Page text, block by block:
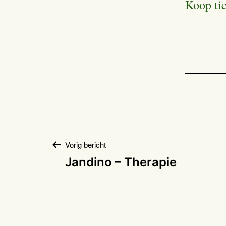
Koop
Bericht
Vorig bericht
Jandino – Therapie